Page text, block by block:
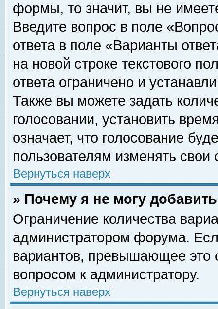
формы, то значит, вы не
Введите вопрос в поле
ответа в поле «Варианты
на новой строке текстового
ответа ограничено и
Также вы можете задать
голосовании, установить
означает, что голосование
пользователям изменять свои
Вернуться наверх
» Почему я не могу
Ограничение количества
администратором форума.
вариантов, превышающее это
вопросом к администратору.
Вернуться наверх